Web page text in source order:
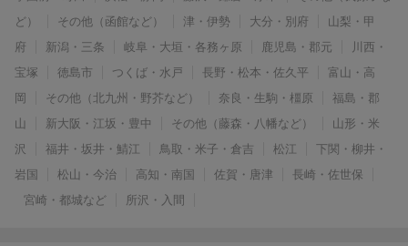
ど）
その他（函館など） 津・伊勢 大分・別府
山梨・甲
府
新潟・三条 岐阜・大垣・各務ヶ原 鹿児島・郡元
川西・
宝塚
徳島市 つくば・水戸 長野・松本・佐久平
富山・高
岡
その他（北九州・野芥など） 奈良・生駒・橿原
福島・郡
山
新大阪・江坂・豊中 その他（藤森・八幡など）
山形・米
沢
福井・坂井・鯖江 鳥取・米子・倉吉 松江
下関・柳井・
岩国
松山・今治 高知・南国 佐賀・唐津
長崎・佐世保
宮崎・都城など
所沢・入間